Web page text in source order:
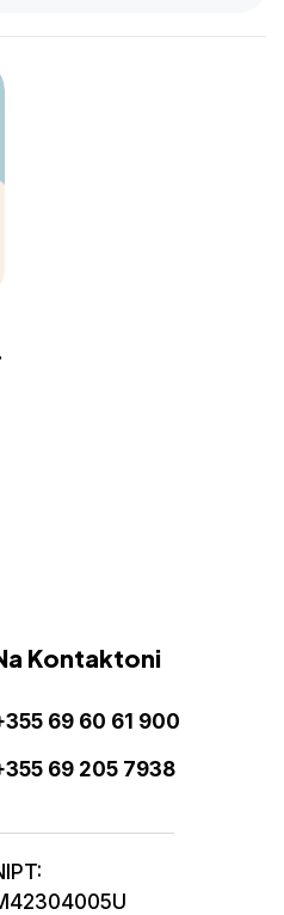
Kontaktoni
69 60 61 900
69 205 7938